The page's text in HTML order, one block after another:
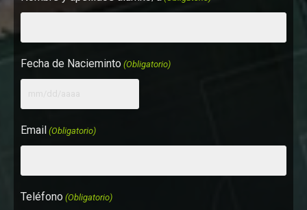
Fecha de Nacieminto (Obligatorio)
Email (Obligatorio)
Teléfono (Obligatorio)